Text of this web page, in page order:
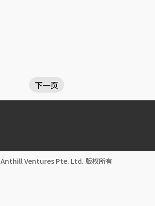
下一页
Ventures Pte. Ltd. 版权所有